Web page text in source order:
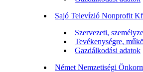
Sajó Televízió Nonprofit
Szervezeti,
Tevékenységre,
Gazdálkodási adatok
Német Nemzetiségi